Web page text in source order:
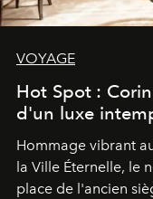
VOYAGE
Hot Spot :
d'un luxe
Hommage vibrant
la Ville Éternelle, le
place de l'ancien